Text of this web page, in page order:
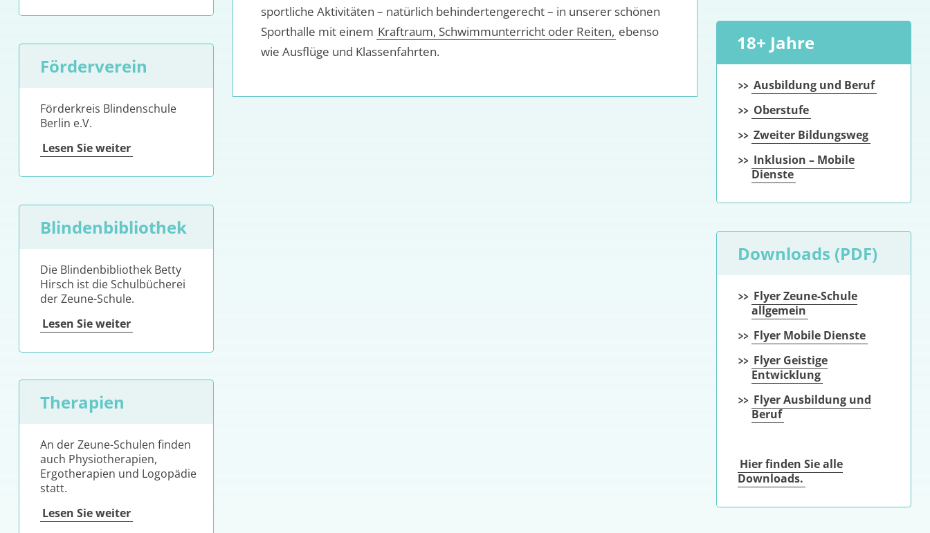
Förderverein
Förderkreis Blindenschule
Berlin e.V.
Lesen Sie weiter
Blindenbibliothek
Die Blindenbibliothek Betty
Hirsch ist die Schulbücherei
der Zeune-Schule.
Lesen Sie weiter
Therapien
An der Zeune-Schulen finden
auch Physiotherapien,
Ergotherapien und Logopädie
statt.
Lesen Sie weiter
sportliche Aktivitäten – natürlich behindertengerecht – in unserer schönen
Sporthalle mit einem Kraftraum, Schwimmunterricht oder Reiten, ebenso
wie Ausflüge und Klassenfahrten.
18+ Jahre
Ausbildung und Beruf
Oberstufe
Zweiter Bildungsweg
Inklusion – Mobile
Dienste
Downloads (PDF)
Flyer Zeune-Schule
allgemein
Flyer Mobile Dienste
Flyer Geistige
Entwicklung
Flyer Ausbildung und
Beruf
Hier finden Sie alle
Downloads.